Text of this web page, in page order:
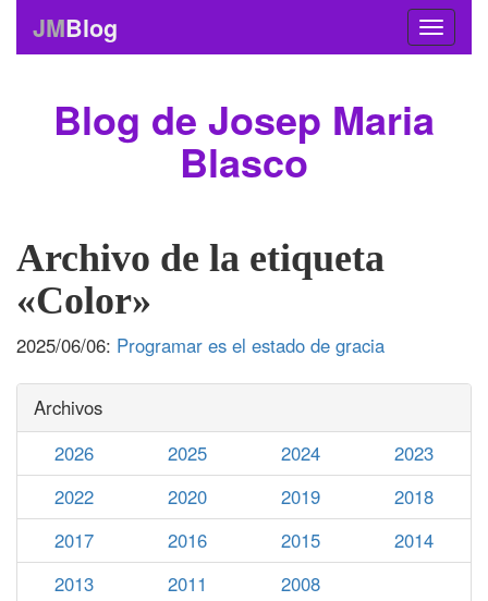
JMBlog
Blog de Josep Maria
Blasco
Archivo de la etiqueta
«Color»
2025/06/06: Programar es el estado de gracia
Archivos
2026
2025 2024
2023
2022
2020 2019
2018
2017
2016 2015
2014
2013
2011 2008